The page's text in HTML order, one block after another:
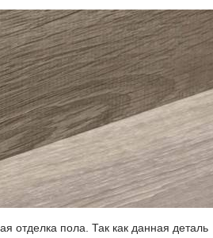
отделка пола. Так как данная деталь